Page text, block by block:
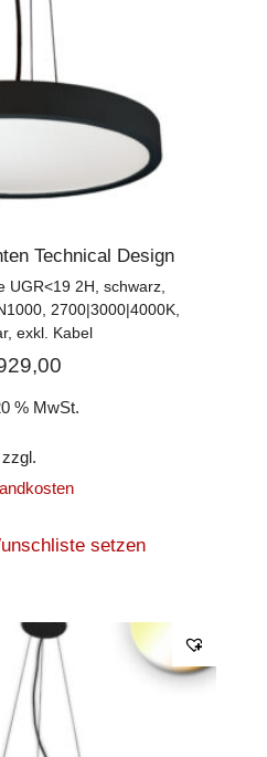
Technical Design
UGR<19 2H, schwarz,
2700|3000|4000K,
exkl. Kabel
% MwSt.
zzgl.
setzen